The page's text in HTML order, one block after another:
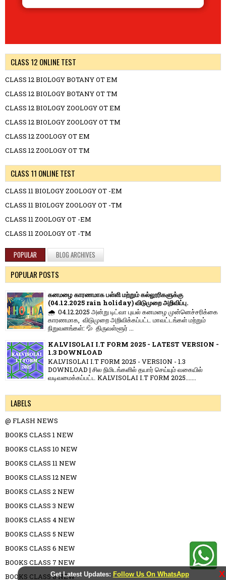
Get Latest Updates: Follow Us On WhatsApp X
CLASS 12 ONLINE TEST
CLASS 12 BIOLOGY BOTANY OT EM
CLASS 12 BIOLOGY BOTANY OT TM
CLASS 12 BIOLOGY ZOOLOGY OT EM
CLASS 12 BIOLOGY ZOOLOGY OT TM
CLASS 12 ZOOLOGY OT EM
CLASS 12 ZOOLOGY OT TM
CLASS 11 ONLINE TEST
CLASS 11 BIOLOGY ZOOLOGY OT -EM
CLASS 11 BIOLOGY ZOOLOGY OT -TM
CLASS 11 ZOOLOGY OT -EM
CLASS 11 ZOOLOGY OT -TM
POPULAR BLOG ARCHIVES
POPULAR POSTS
கனமழை காரணமாக பள்ளி மற்றும் கல்லூரிகளுக்கு
(04.12.2025 rain holiday) விடுமுறை அறிவிப்பு.
🌧️ 04.12.2025 அன்று டிட்வா புயல் கனமழை முன்னெச்சரிக்கை
காரணமாக, விடுமுறை அறிவிக்கப்பட்ட மாவட்டங்கள் மற்றும்
நிறுவனங்கள்: 💦 திருவள்ளூர் ...
KALVISOLAI I.T FORM 2025 - LATEST VERSION -
1.3 DOWNLOAD
KALVISOLAI I.T FORM 2025 - VERSION - 1.3
DOWNLOAD | சில நிமிடங்களில் தயார் செய்யும் வகையில்
வடிவமைக்கப்பட்ட KALVISOLAI I.T FORM 2025.......
LABELS
@ FLASH NEWS
BOOKS CLASS 1 NEW
BOOKS CLASS 10 NEW
BOOKS CLASS 11 NEW
BOOKS CLASS 12 NEW
BOOKS CLASS 2 NEW
BOOKS CLASS 3 NEW
BOOKS CLASS 4 NEW
BOOKS CLASS 5 NEW
BOOKS CLASS 6 NEW
BOOKS CLASS 7 NEW
BOOKS CLASS 8 NEW